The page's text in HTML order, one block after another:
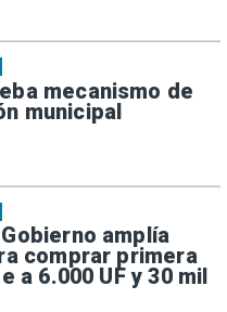
mecanismo de
municipal
amplía
comprar primera
a 6.000 UF y 30 mil